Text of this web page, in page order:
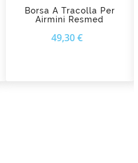
Borsa A Tracolla Per
Airmini Resmed
49,30 €